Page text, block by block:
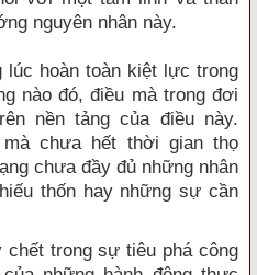
nguyên nhân này.
hoàn toàn kiệt lực trong
nào đó, điều mà trong đơi
nền tảng của điều này.
chưa hết thời gian thọ
chưa đầy đủ những nhân
thốn hay những sự cần
trong sự tiêu phá công